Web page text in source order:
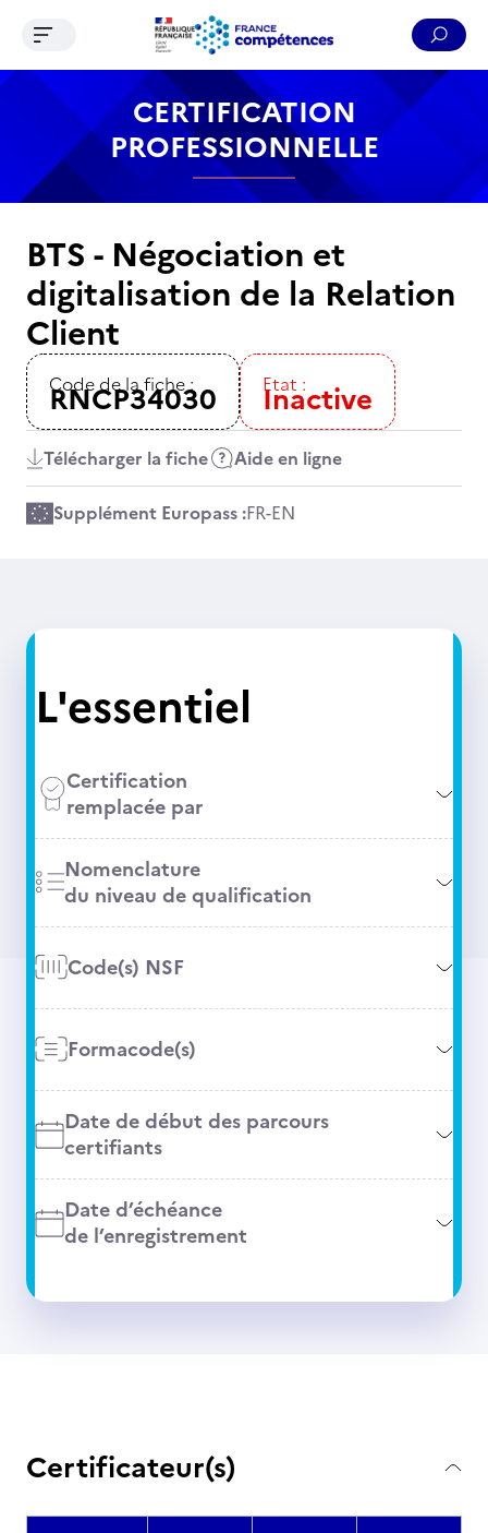
Contenu Recherche Menu Pied de page
Ouvrir le menu de navigation
CERTIFICATION
PROFESSIONNELLE
BTS - Négociation et
digitalisation de la Relation
Client
Code de la fiche :
RNCP34030 Etat :
Inactive
Télécharger la fiche Aide en ligne
Supplément Europass :FR-EN
L'essentiel
Certification
remplacée par
Nomenclature
du niveau de qualification
Code(s) NSF
Formacode(s)
Date de début des parcours
certifiants
Date d’échéance
de l’enregistrement
Certificateur(s)